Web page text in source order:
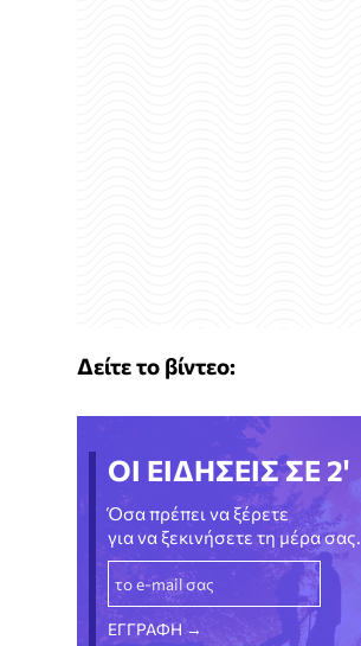
Δείτε το βίντεο:
ΟΙ ΕΙΔΗΣΕΙΣ ΣΕ 2'
Όσα πρέπει να ξέρετε
για να ξεκινήσετε τη μέρα σας.